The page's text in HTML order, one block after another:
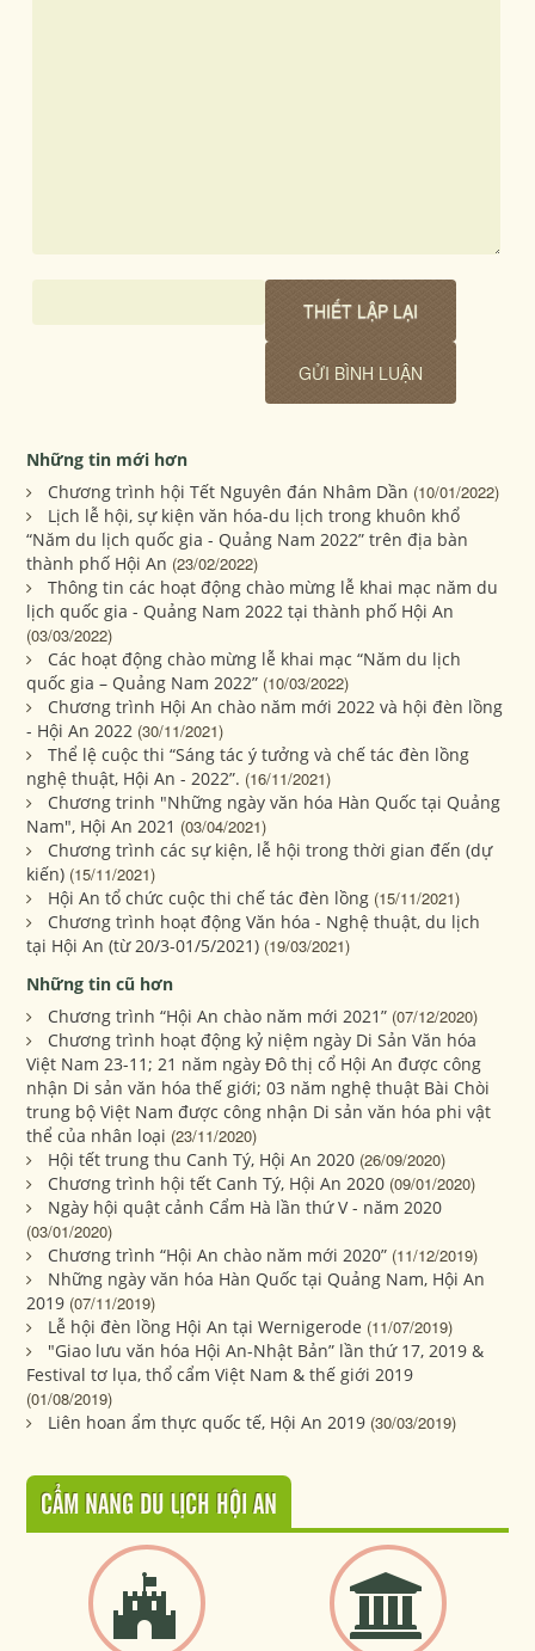
Những tin mới hơn
Chương trình hội Tết Nguyên đán Nhâm Dần (10/01/2022)
Lịch lễ hội, sự kiện văn hóa-du lịch trong khuôn khổ
“Năm du lịch quốc gia - Quảng Nam 2022” trên địa bàn
thành phố Hội An (23/02/2022)
Thông tin các hoạt động chào mừng lễ khai mạc năm du
lịch quốc gia - Quảng Nam 2022 tại thành phố Hội An
(03/03/2022)
Các hoạt động chào mừng lễ khai mạc “Năm du lịch
quốc gia – Quảng Nam 2022” (10/03/2022)
Chương trình Hội An chào năm mới 2022 và hội đèn lồng
- Hội An 2022 (30/11/2021)
Thể lệ cuộc thi “Sáng tác ý tưởng và chế tác đèn lồng
nghệ thuật, Hội An - 2022”. (16/11/2021)
Chương trinh "Những ngày văn hóa Hàn Quốc tại Quảng
Nam", Hội An 2021 (03/04/2021)
Chương trình các sự kiện, lễ hội trong thời gian đến (dự
kiến) (15/11/2021)
Hội An tổ chức cuộc thi chế tác đèn lồng (15/11/2021)
Chương trình hoạt động Văn hóa - Nghệ thuật, du lịch
tại Hội An (từ 20/3-01/5/2021) (19/03/2021)
Những tin cũ hơn
Chương trình “Hội An chào năm mới 2021” (07/12/2020)
Chương trình hoạt động kỷ niệm ngày Di Sản Văn hóa
Việt Nam 23-11; 21 năm ngày Đô thị cổ Hội An được công
nhận Di sản văn hóa thế giới; 03 năm nghệ thuật Bài Chòi
trung bộ Việt Nam được công nhận Di sản văn hóa phi vật
thể của nhân loại (23/11/2020)
Hội tết trung thu Canh Tý, Hội An 2020 (26/09/2020)
Chương trình hội tết Canh Tý, Hội An 2020 (09/01/2020)
Ngày hội quật cảnh Cẩm Hà lần thứ V - năm 2020
(03/01/2020)
Chương trình “Hội An chào năm mới 2020” (11/12/2019)
Những ngày văn hóa Hàn Quốc tại Quảng Nam, Hội An
2019 (07/11/2019)
Lễ hội đèn lồng Hội An tại Wernigerode (11/07/2019)
"Giao lưu văn hóa Hội An-Nhật Bản” lần thứ 17, 2019 &
Festival tơ lụa, thổ cẩm Việt Nam & thế giới 2019
(01/08/2019)
Liên hoan ẩm thực quốc tế, Hội An 2019 (30/03/2019)
CẨM NANG DU LỊCH HỘI AN